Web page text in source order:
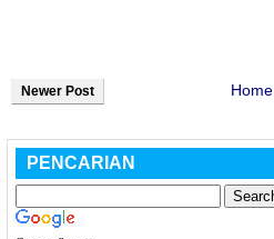
Newer Post Home
PENCARIAN